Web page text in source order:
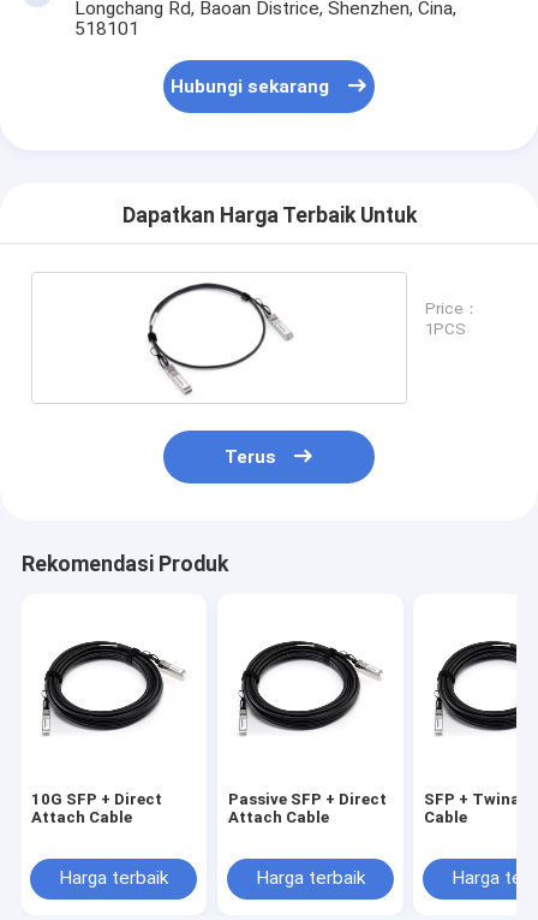
Longchang Rd, Baoan Districe, Shenzhen, Cina,
518101
Hubungi sekarang
Dapatkan Harga Terbaik Untuk
Price：
1PCS
Terus
Rekomendasi Produk
10G SFP + Direct
Attach Cable
Harga terbaik
Passive SFP + Direct
Attach Cable
Harga terbaik
SFP + Twinax
Cable
Harga